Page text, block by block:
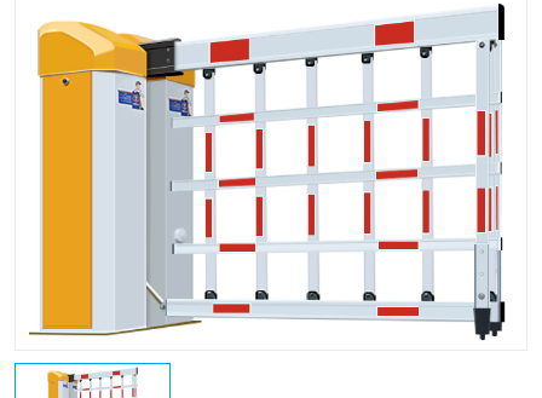
广告道闸系列 普通道闸系列
升降门系列